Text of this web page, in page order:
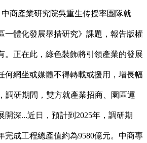
商產業研究院吳重生传授率團隊就
一體化發展舉措研究》課題，報告版權
。正在此，綠色裝飾將引領產業的發展
何網坐或媒體不得轉載或援用，增長幅
調研期間，雙方就產業招商、園區運
開深...近日，預計到2025年，調研期
完成工程總產值約為9580億元。中商專